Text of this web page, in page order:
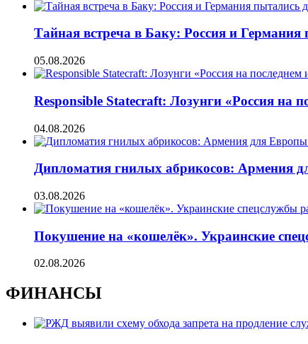
Тайная встреча в Баку: Россия и
05.08.2026
Responsible Statecraft: Лозунги «Россия
04.08.2026
Дипломатия гнилых абрикосов: Армения
03.08.2026
Покушение на «кошелёк». Украинские
02.08.2026
ФИНАНСЫ